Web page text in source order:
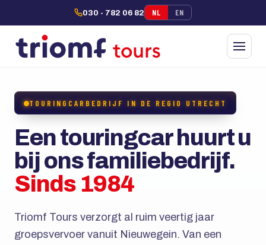
030 - 782 06 82 NL EN
TOURINGCARBEDRIJF IN DE REGIO UTRECHT
Een touringcar huurt u
bij ons familiebedrijf.
Sinds 1984
Triomf Tours verzorgt al ruim veertig jaar
groepsvervoer vanuit Nieuwegein. Van een